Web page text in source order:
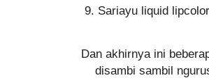
Sariayu liquid
Dan akhirnya ini
disambi sambil